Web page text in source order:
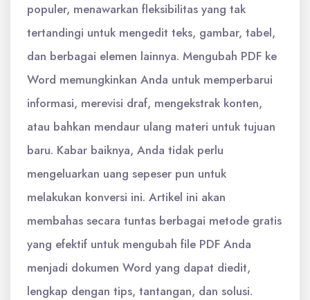
populer, menawarkan fleksibilitas yang tak
tertandingi untuk mengedit teks, gambar, tabel,
dan berbagai elemen lainnya. Mengubah PDF ke
Word memungkinkan Anda untuk memperbarui
informasi, merevisi draf, mengekstrak konten,
atau bahkan mendaur ulang materi untuk tujuan
baru. Kabar baiknya, Anda tidak perlu
mengeluarkan uang sepeser pun untuk
melakukan konversi ini. Artikel ini akan
membahas secara tuntas berbagai metode gratis
yang efektif untuk mengubah file PDF Anda
menjadi dokumen Word yang dapat diedit,
lengkap dengan tips, tantangan, dan solusi.